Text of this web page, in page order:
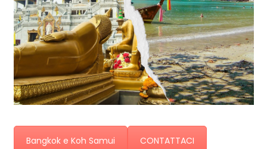
Bangkok e Koh Samui CONTATTACI